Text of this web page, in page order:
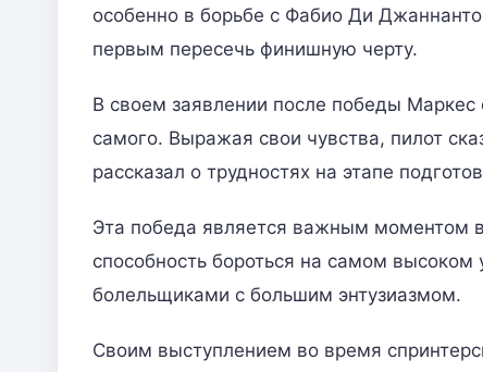
особенно в борьбе с Фабио Ди
первым пересечь финишную черту.
В своем заявлении после победы Маркес
самого. Выражая свои чувства, пилот
рассказал о трудностях на этапе
Эта победа является важным моментом
способность бороться на самом высоком
болельщиками с большим энтузиазмом.
Своим выступлением во время